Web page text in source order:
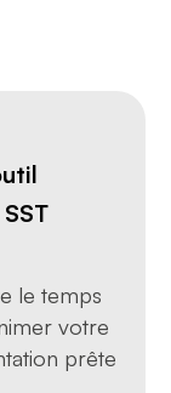
le temps
votre
prête